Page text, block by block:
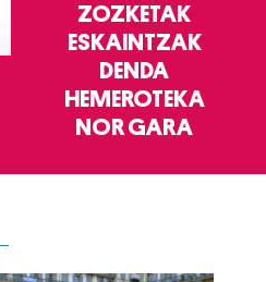
ZOZKETAK
ESKAINTZAK
DENDA
HEMEROTEKA
NOR GARA